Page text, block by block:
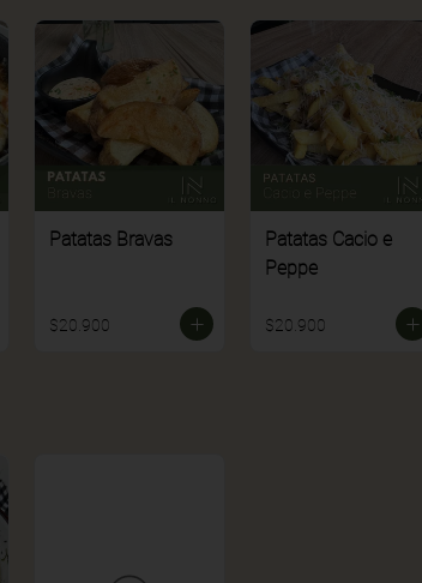
Patatas Bravas
$20.900
Patatas Cacio e
Peppe
$20.900